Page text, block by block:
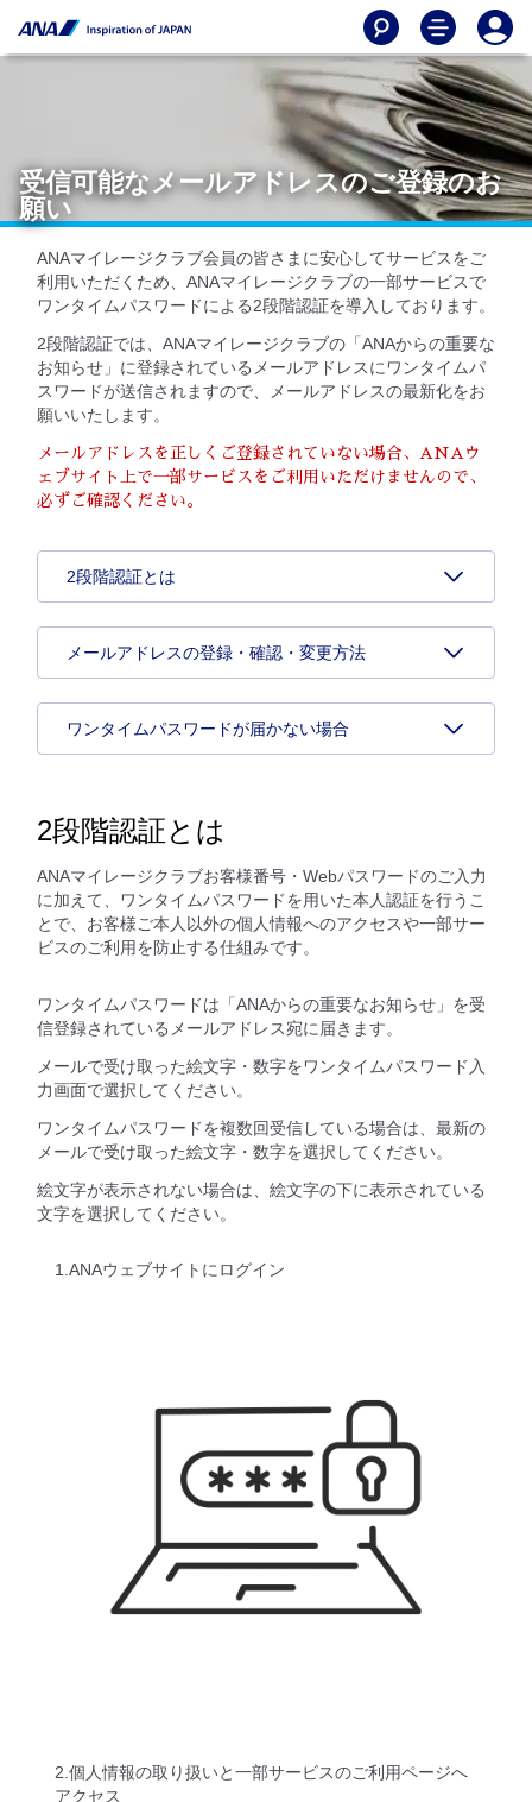
受信可能なメールアドレスのご登録のお
願い
ANAマイレージクラブ会員の皆さまに安心してサービスをご
利用いただくため、ANAマイレージクラブの一部サービスで
ワンタイムパスワードによる2段階認証を導入しております。
2段階認証では、ANAマイレージクラブの「ANAからの重要な
お知らせ」に登録されているメールアドレスにワンタイムパ
スワードが送信されますので、メールアドレスの最新化をお
願いいたします。
メールアドレスを正しくご登録されていない場合、ANAウ
ェブサイト上で一部サービスをご利用いただけませんので、
必ずご確認ください。
2段階認証とは
メールアドレスの登録・確認・変更方法
ワンタイムパスワードが届かない場合
2段階認証とは
ANAマイレージクラブお客様番号・Webパスワードのご入力
に加えて、ワンタイムパスワードを用いた本人認証を行うこ
とで、お客様ご本人以外の個人情報へのアクセスや一部サー
ビスのご利用を防止する仕組みです。
ワンタイムパスワードは「ANAからの重要なお知らせ」を受
信登録されているメールアドレス宛に届きます。
メールで受け取った絵文字・数字をワンタイムパスワード入
力画面で選択してください。
ワンタイムパスワードを複数回受信している場合は、最新の
メールで受け取った絵文字・数字を選択してください。
絵文字が表示されない場合は、絵文字の下に表示されている
文字を選択してください。
1.ANAウェブサイトにログイン
2.個人情報の取り扱いと一部サービスのご利用ページへ
アクセス